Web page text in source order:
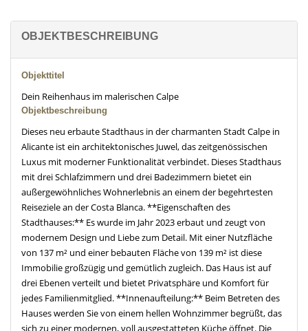
OBJEKTBESCHREIBUNG
Objekttitel
Dein Reihenhaus im malerischen Calpe
Objektbeschreibung
Dieses neu erbaute Stadthaus in der charmanten Stadt Calpe in
Alicante ist ein architektonisches Juwel, das zeitgenössischen
Luxus mit moderner Funktionalität verbindet. Dieses Stadthaus
mit drei Schlafzimmern und drei Badezimmern bietet ein
außergewöhnliches Wohnerlebnis an einem der begehrtesten
Reiseziele an der Costa Blanca. **Eigenschaften des
Stadthauses:** Es wurde im Jahr 2023 erbaut und zeugt von
modernem Design und Liebe zum Detail. Mit einer Nutzfläche
von 137 m² und einer bebauten Fläche von 139 m² ist diese
Immobilie großzügig und gemütlich zugleich. Das Haus ist auf
drei Ebenen verteilt und bietet Privatsphäre und Komfort für
jedes Familienmitglied. **Innenaufteilung:** Beim Betreten des
Hauses werden Sie von einem hellen Wohnzimmer begrüßt, das
sich zu einer modernen, voll ausgestatteten Küche öffnet. Die